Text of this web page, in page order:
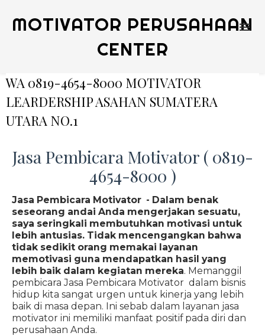
MOTIVATOR PERUSAHAAN
CENTER
WA 0819-4654-8000 MOTIVATOR
LEARDERSHIP ASAHAN SUMATERA
UTARA NO.1
Jasa Pembicara Motivator ( 0819-
4654-8000 )
Jasa Pembicara Motivator - Dalam benak
seseorang andai Anda mengerjakan sesuatu,
saya seringkali membutuhkan motivasi untuk
lebih antusias. Tidak mencengangkan bahwa
tidak sedikit orang memakai layanan
memotivasi guna mendapatkan hasil yang
lebih baik dalam kegiatan mereka. Memanggil
pembicara Jasa Pembicara Motivator dalam bisnis
hidup kita sangat urgen untuk kinerja yang lebih
baik di masa depan. Ini sebab dalam layanan jasa
motivator ini memiliki manfaat positif pada diri dan
perusahaan Anda.